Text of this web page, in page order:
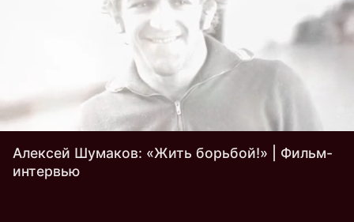
Алексей Шумаков: «Жить борьбой!» | Фильм-
интервью